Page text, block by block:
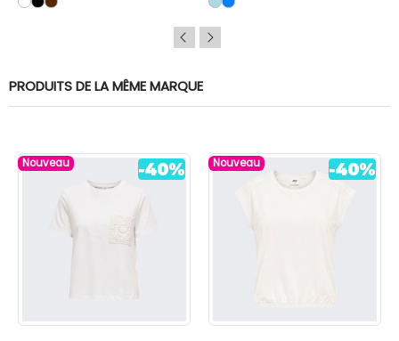
PRODUITS DE LA MÊME MARQUE
Nouveau Nouveau